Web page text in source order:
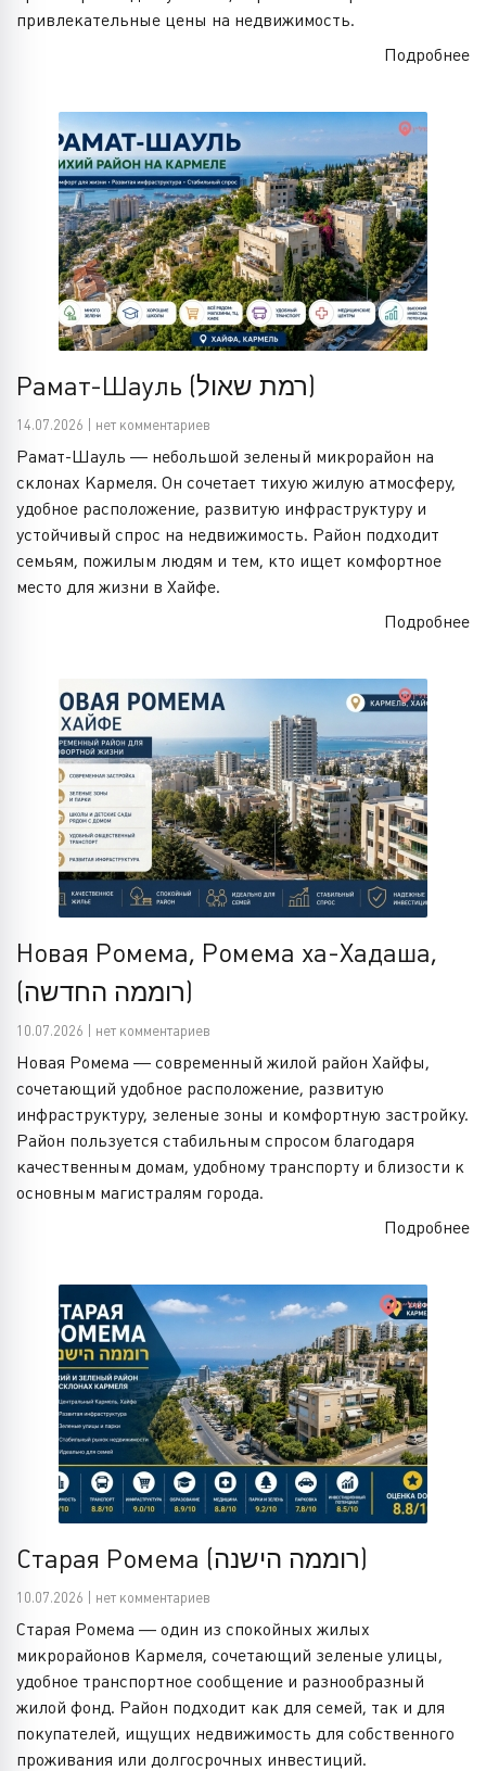
привлекательные цены на недвижимость.
Подробнее
Рамат-Шауль (רמת שאול)
14.07.2026 | нет комментариев
Рамат-Шауль — небольшой зеленый микрорайон на
склонах Кармеля. Он сочетает тихую жилую атмосферу,
удобное расположение, развитую инфраструктуру и
устойчивый спрос на недвижимость. Район подходит
семьям, пожилым людям и тем, кто ищет комфортное
место для жизни в Хайфе.
Подробнее
Новая Ромема, Ромема ха-Хадаша,
(רוממה החדשה)
10.07.2026 | нет комментариев
Новая Ромема — современный жилой район Хайфы,
сочетающий удобное расположение, развитую
инфраструктуру, зеленые зоны и комфортную застройку.
Район пользуется стабильным спросом благодаря
качественным домам, удобному транспорту и близости к
основным магистралям города.
Подробнее
Старая Ромема (רוממה הישנה)
10.07.2026 | нет комментариев
Старая Ромема — один из спокойных жилых
микрорайонов Кармеля, сочетающий зеленые улицы,
удобное транспортное сообщение и разнообразный
жилой фонд. Район подходит как для семей, так и для
покупателей, ищущих недвижимость для собственного
проживания или долгосрочных инвестиций.